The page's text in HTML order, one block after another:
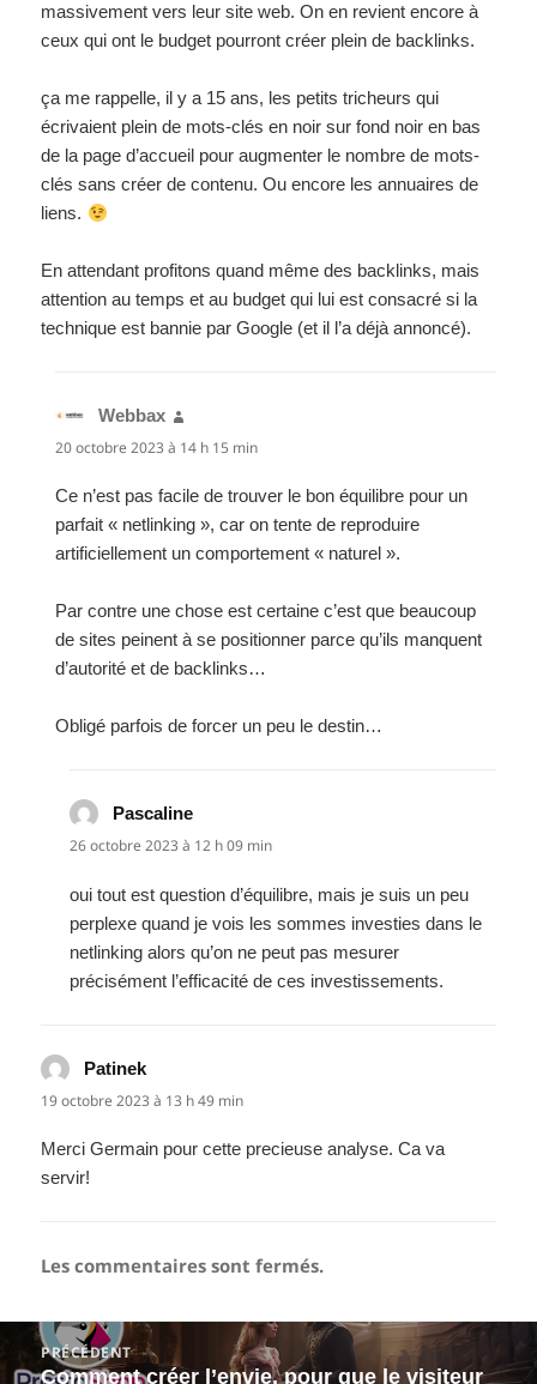
massivement vers leur site web. On en revient encore à
ceux qui ont le budget pourront créer plein de backlinks.
ça me rappelle, il y a 15 ans, les petits tricheurs qui
écrivaient plein de mots-clés en noir sur fond noir en bas
de la page d’accueil pour augmenter le nombre de mots-
clés sans créer de contenu. Ou encore les annuaires de
liens.
En attendant profitons quand même des backlinks, mais
attention au temps et au budget qui lui est consacré si la
technique est bannie par Google (et il l’a déjà annoncé).
Webbax
20 octobre 2023 à 14 h 15 min
Ce n’est pas facile de trouver le bon équilibre pour un
parfait « netlinking », car on tente de reproduire
artificiellement un comportement « naturel ».
Par contre une chose est certaine c’est que beaucoup
de sites peinent à se positionner parce qu’ils manquent
d’autorité et de backlinks…
Obligé parfois de forcer un peu le destin…
Pascaline
26 octobre 2023 à 12 h 09 min
oui tout est question d’équilibre, mais je suis un peu
perplexe quand je vois les sommes investies dans le
netlinking alors qu’on ne peut pas mesurer
précisément l’efficacité de ces investissements.
Patinek
19 octobre 2023 à 13 h 49 min
Merci Germain pour cette precieuse analyse. Ca va
servir!
Les commentaires sont fermés.
Navigation
de
PRÉCÉDENT
Article
Comment créer l’envie, pour que le visiteur